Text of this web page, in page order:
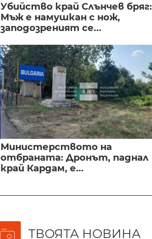
Убийство край Слънчев бряг:
Мъж е намушкан с нож,
заподозреният се...
Министерството на
отбраната: Дронът, паднал
край Кардам, е...
ТВОЯТА НОВИНА